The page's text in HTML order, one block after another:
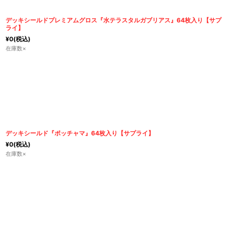
デッキシールドプレミアムグロス『水テラスタルガブリアス』64枚入り【サプ
ライ】
¥0(税込)
在庫数×
デッキシールド『ポッチャマ』64枚入り【サプライ】
¥0(税込)
在庫数×